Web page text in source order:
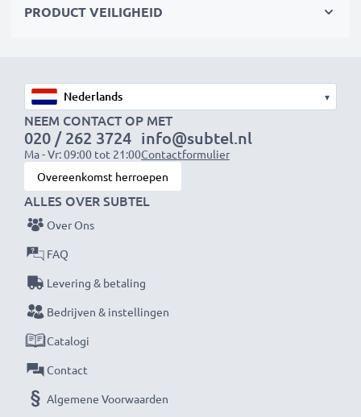
OPMERKING:Laad de accu’s volledig op vóór het
Elke CELLONIC accu wordt grondig getest op
prestaties en duurzaamheid. Bestel nu – snelle
levering & 3 jaar garantie!
PRODUCT VEILIGHEID
▾
NEEM CONTACT OP MET
020 / 262 3724
Ma - Vr: 09:00 tot 21:00
info@subtel.nl
Contactformulier
Overeenkomst herroepen
ALLES OVER SUBTEL
Over Ons
FAQ
Levering & betaling
Bedrijven & instellingen
Catalogi
Contact
Algemene Voorwaarden